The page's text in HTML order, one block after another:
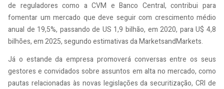
de reguladores como a CVM e Banco Central, contribui para
fomentar um mercado que deve seguir com crescimento médio
anual de 19,5%, passando de US 1,9 bilhão, em 2020, para U$ 4,8
bilhões, em 2025, segundo estimativas da MarketsandMarkets.
Já o estande da empresa promoverá conversas entre os seus
gestores e convidados sobre assuntos em alta no mercado, como
pautas relacionadas às novas legislações da securitização, CRI de